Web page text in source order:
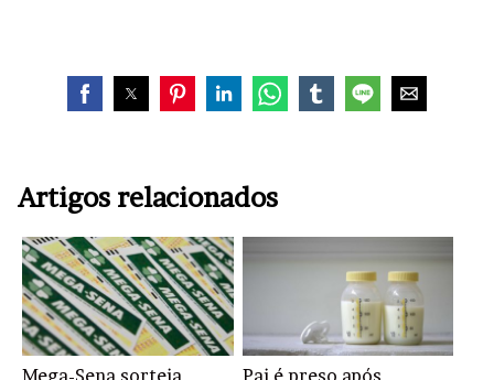
Artigos relacionados
Mega-Sena sorteia Pai é preso após